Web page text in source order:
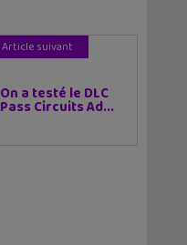
Article suivant
On a testé le DLC
Pass Circuits Ad...